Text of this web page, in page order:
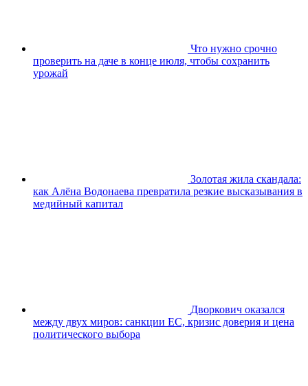
Что нужно срочно
проверить на даче в конце июля, чтобы сохранить
урожай
Золотая жила скандала:
как Алёна Водонаева превратила резкие высказывания в
медийный капитал
Дворкович оказался
между двух миров: санкции ЕС, кризис доверия и цена
политического выбора